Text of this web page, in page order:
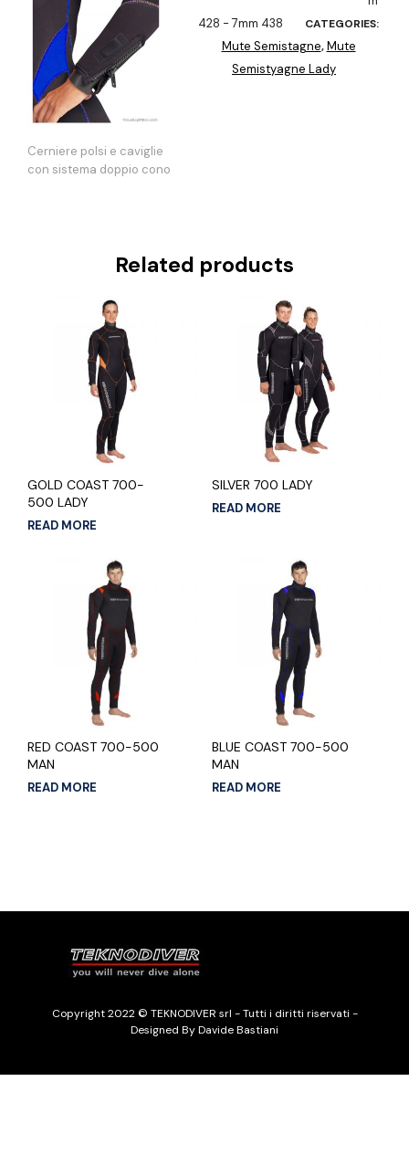
Cerniere polsi e caviglie
con sistema doppio cono
428 - 7mm 438
CATEGORIES:
Mute Semistagne,Mute
Semistyagne Lady
Related products
GOLD COAST 700-
500 LADY
READ MORE
SILVER 700 LADY
READ MORE
RED COAST 700-500
MAN
READ MORE
BLUE COAST 700-500
MAN
READ MORE
Copyright 2022 © TEKNODIVER srl - Tutti i diritti riservati -
Designed By Davide Bastiani